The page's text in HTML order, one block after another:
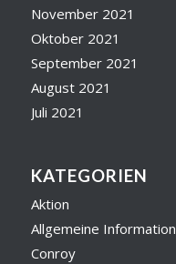
November 2021
Oktober 2021
September 2021
August 2021
Juli 2021
KATEGORIEN
Aktion
Allgemeine Information
Conroy